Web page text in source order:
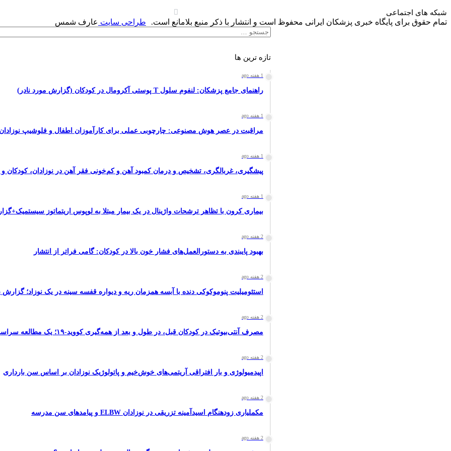
شبکه های اجتماعی
تمام حقوق برای پایگاه خبری پزشکان ایرانی محفوظ است و انتشار با ذکر منبع بلامانع است. طراحی سایت عارف شمس
تازه ترین ها
1 هفته ago
راهنمای جامع پزشکان: لنفوم سلول T پوستی آکرومال در کودکان (گزارش مورد نادر)
1 هفته ago
مراقبت در عصر هوش مصنوعی: چارچوبی عملی برای کارآموزان اطفال و فلوشیپ نوزادان
1 هفته ago
پیشگیری، غربالگری، تشخیص و درمان کمبود آهن و کم‌خونی فقر آهن در نوزادان، کودکان و
1 هفته ago
بیماری کرون با تظاهر ترشحات واژینال در یک بیمار مبتلا به لوپوس اریتماتوز
2 هفته ago
بهبود پایبندی به دستورالعمل‌های فشار خون بالا در کودکان: گامی فراتر از انتشار
2 هفته ago
استئومیلیت پنوموکوکی دنده با آبسه همزمان ریه و دیواره قفسه سینه در یک نوزاد؛ گزارش
2 هفته ago
مصرف آنتی‌بیوتیک در کودکان قبل، در طول و بعد از همه‌گیری کووید-۱۹؛ یک مطالعه سراسری
2 هفته ago
اپیدمیولوژی و بار افتراقی آریتمی‌های خوش‌خیم و پاتولوژیک نوزادان بر اساس سن بارداری
2 هفته ago
مکملیاری زودهنگام اسیدآمینه تزریقی در نوزادان ELBW و پیامدهای سن مدرسه
2 هفته ago